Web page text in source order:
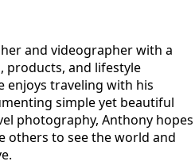
and videographer with a
products, and lifestyle
enjoys traveling with his
simple yet beautiful
photography, Anthony hopes
others to see the world and